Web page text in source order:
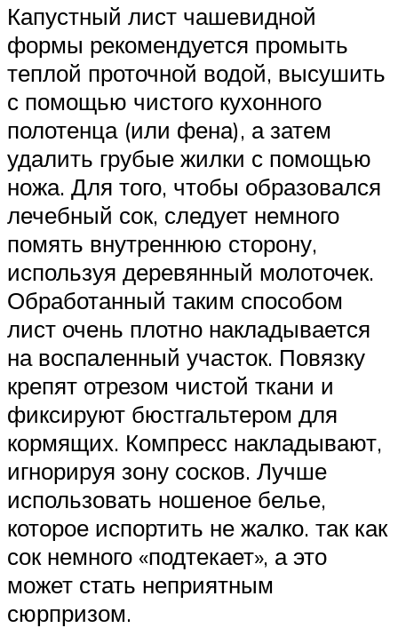
Капустный лист чашевидной
формы рекомендуется промыть
теплой проточной водой, высушить
с помощью чистого кухонного
полотенца (или фена), а затем
удалить грубые жилки с помощью
ножа. Для того, чтобы образовался
лечебный сок, следует немного
помять внутреннюю сторону,
используя деревянный молоточек.
Обработанный таким способом
лист очень плотно накладывается
на воспаленный участок. Повязку
крепят отрезом чистой ткани и
фиксируют бюстгальтером для
кормящих. Компресс накладывают,
игнорируя зону сосков. Лучше
использовать ношеное белье,
которое испортить не жалко. так как
сок немного «подтекает», а это
может стать неприятным
сюрпризом.